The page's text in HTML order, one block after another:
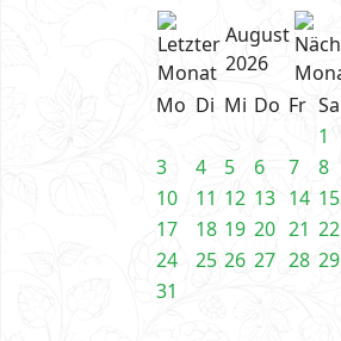
August
2026
Mo Di Mi Do Fr Sa
1
3
4 5 6 7 8
10
11 12 13 14 15
17
18 19 20 21 22
24
25 26 27 28 29
31